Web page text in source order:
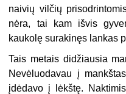
naivių vilčių
nėra, tai kam išvis
kaukolę surakinęs lankas
Tais metais didžiausia
Nevėluodavau į
įdėdavo į lėkštę.